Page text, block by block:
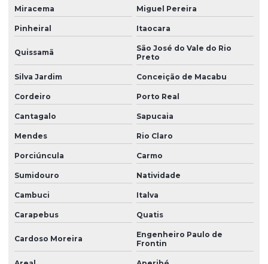
Venda de anel oring
Venda de anel de vedação
Vulcanização de peças de borracha
Vulcanização de peças de borracha industriais
Miracema Miguel Pereira
Pinheiral Itaocara
Quissamã
São José do Vale do Rio
Preto
Silva Jardim Conceição de Macabu
Cordeiro Porto Real
Cantagalo Sapucaia
Mendes Rio Claro
Porciúncula Carmo
Sumidouro Natividade
Cambuci Italva
Carapebus Quatis
Cardoso Moreira
Engenheiro Paulo de
Frontin